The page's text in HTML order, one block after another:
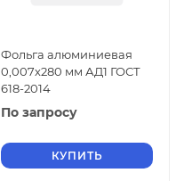
Фольга алюминиевая
0,007х280 мм АД1 ГОСТ
618-2014
По запросу
КУПИТЬ